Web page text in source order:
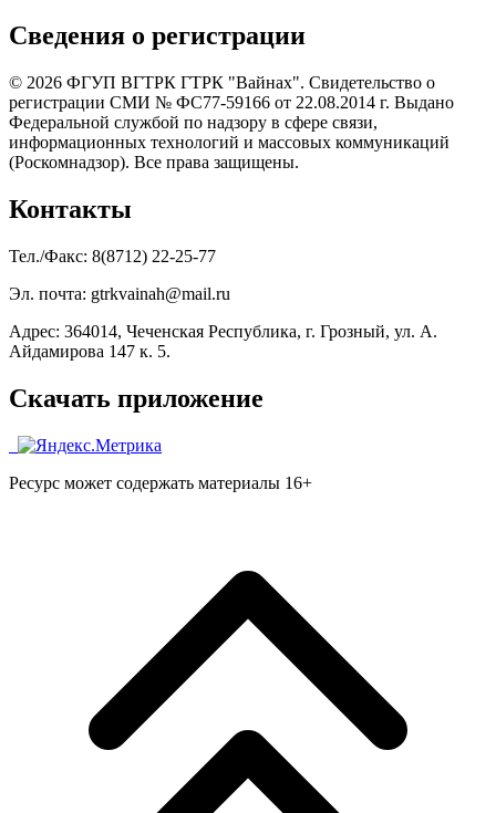
Сведения о регистрации
© 2026 ФГУП ВГТРК ГТРК "Вайнах". Свидетельство о
регистрации СМИ № ФС77-59166 от 22.08.2014 г. Выдано
Федеральной службой по надзору в сфере связи,
информационных технологий и массовых коммуникаций
(Роскомнадзор). Все права защищены.
Контакты
Тел./Факс: 8(8712) 22-25-77
Эл. почта: gtrkvainah@mail.ru
Адрес: 364014, Чеченская Республика, г. Грозный, ул. А.
Айдамирова 147 к. 5.
Скачать приложение
Ресурс может содержать материалы 16+